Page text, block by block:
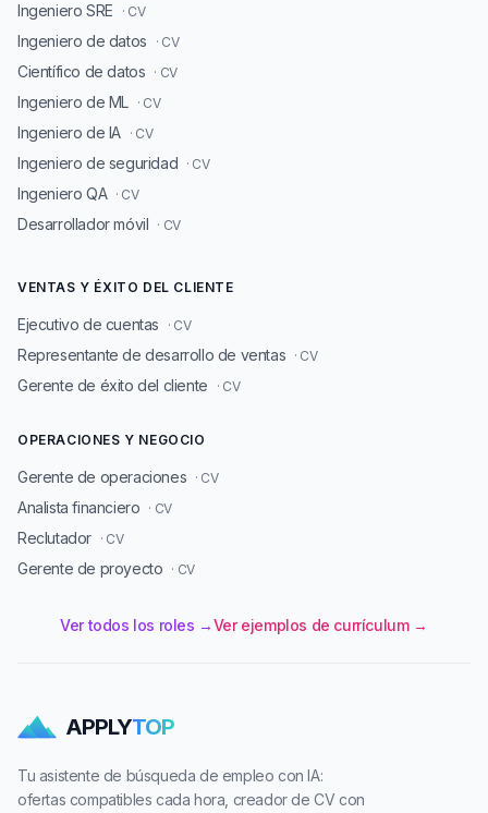
Ingeniero SRE · CV
Ingeniero de datos · CV
Científico de datos · CV
Ingeniero de ML · CV
Ingeniero de IA · CV
Ingeniero de seguridad · CV
Ingeniero QA · CV
Desarrollador móvil · CV
VENTAS Y ÉXITO DEL CLIENTE
Ejecutivo de cuentas · CV
Representante de desarrollo de ventas · CV
Gerente de éxito del cliente · CV
OPERACIONES Y NEGOCIO
Gerente de operaciones · CV
Analista financiero · CV
Reclutador · CV
Gerente de proyecto · CV
Ver todos los roles →Ver ejemplos de currículum →
APPLYTOP
Tu asistente de búsqueda de empleo con IA:
ofertas compatibles cada hora, creador de CV con